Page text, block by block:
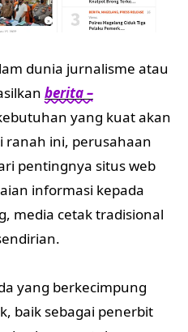
dunia jurnalisme atau
berita –
yang kuat akan
ranah ini, perusahaan
pentingnya situs web
informasi kepada
media cetak tradisional
yang berkecimpung
baik sebagai penerbit